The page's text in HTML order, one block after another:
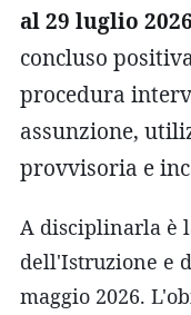
al 29 luglio 2026
concluso
procedura
assunzione,
provvisoria e
A disciplinarla è
dell'Istruzione e
maggio 2026.